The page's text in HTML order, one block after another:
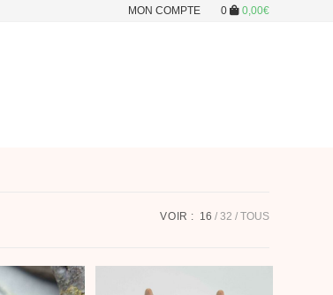
MON COMPTE 0 0,00€
VOIR : 16 32 TOUS